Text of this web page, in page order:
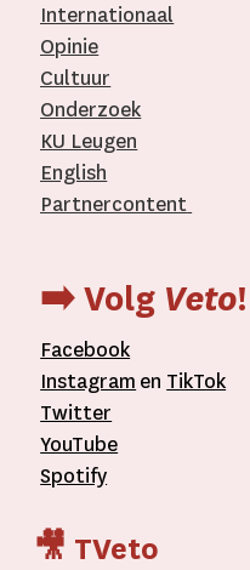
Internationaal­
Opinie
Cultuur
Onderzoek
KU Leugen
English
Partnercontent
➡️ Volg Veto!
Facebook
Instagram en TikTok
Twitter
YouTube
Spotify
🎥 TVeto